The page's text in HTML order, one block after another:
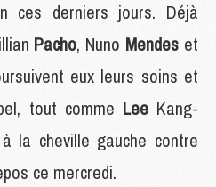
ces derniers jours. Déjà
Pacho, Nuno Mendes et
eux leurs soins et
tout comme Lee Kang-
la cheville gauche contre
ce mercredi.